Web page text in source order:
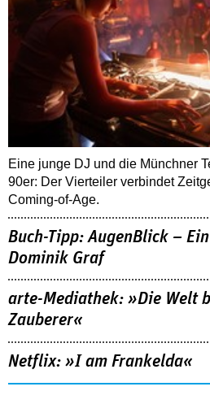
Eine junge DJ und die Münchner
90er: Der Vierteiler verbindet
Coming-of-Age.
Buch-Tipp: AugenBlick –
Dominik Graf
arte-Mediathek: »Die Welt
Zauberer«
Netflix: »I am Frankelda«